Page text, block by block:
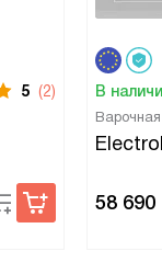
5 (2) В
58 690